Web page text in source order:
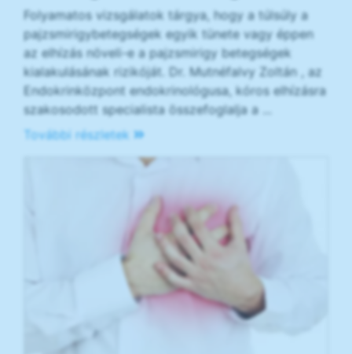
Folyamatos vizsgálatok tárgya, hogy a túlsúly a
pajzsmirigybetegségek egyik tünete vagy éppen
az elhízás növeli-e a pajzsmirigy betegségek
kialakulásának rizikóját. Dr. Mutnéfalvy Zoltán , az
Endokrinközpont endokrinológusa, kóros elhízásra
szakosodott specialista összefoglalja a ...
További részletek